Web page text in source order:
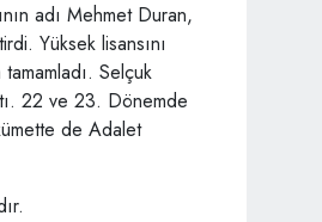
adı Mehmet Duran,
Yüksek lisansını
Selçuk
22 ve 23. Dönemde
de Adalet